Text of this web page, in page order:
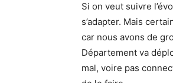
Si on veut suivre
s’adapter. Mais
car nous avons de
Département va
mal, voire pas